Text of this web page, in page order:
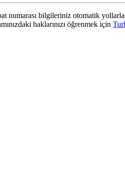
numarası bilgileriniz otomatik
haklarınızı öğrenmek için